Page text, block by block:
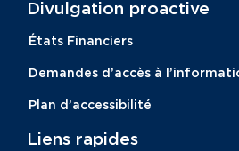
Divulgation proactive​
États Financiers
Demandes d’accès à
Plan d’accessibilité
Liens rapides